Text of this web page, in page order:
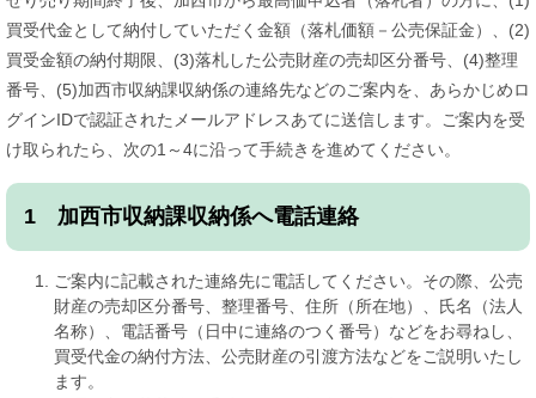
買受代金として納付していただく金額（落札価額－公売保証金）、(2)
買受金額の納付期限、(3)落札した公売財産の売却区分番号、(4)整理
番号、(5)加西市収納課収納係の連絡先などのご案内を、あらかじめロ
グインIDで認証されたメールアドレスあてに送信します。ご案内を受
け取られたら、次の1～4に沿って手続きを進めてください。
1 加西市収納課収納係へ電話連絡
ご案内に記載された連絡先に電話してください。その際、公売
財産の売却区分番号、整理番号、住所（所在地）、氏名（法人
名称）、電話番号（日中に連絡のつく番号）などをお尋ねし、
買受代金の納付方法、公売財産の引渡方法などをご説明いたし
ます。